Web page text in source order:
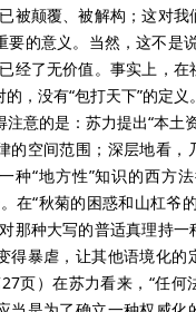
被颠覆、被解构；这对我
要的意义。当然，这不是
经了无价值。事实上，
，没有“包打天下”的定义
意的是：苏力提出“本土
的空间范围；深层地看，
种“地方性”知识的西方
在“秋菊的困惑和山杠爷
那种大写的普适真理持
得暴虐，让其他语境化的
页）在苏力看来，“任何